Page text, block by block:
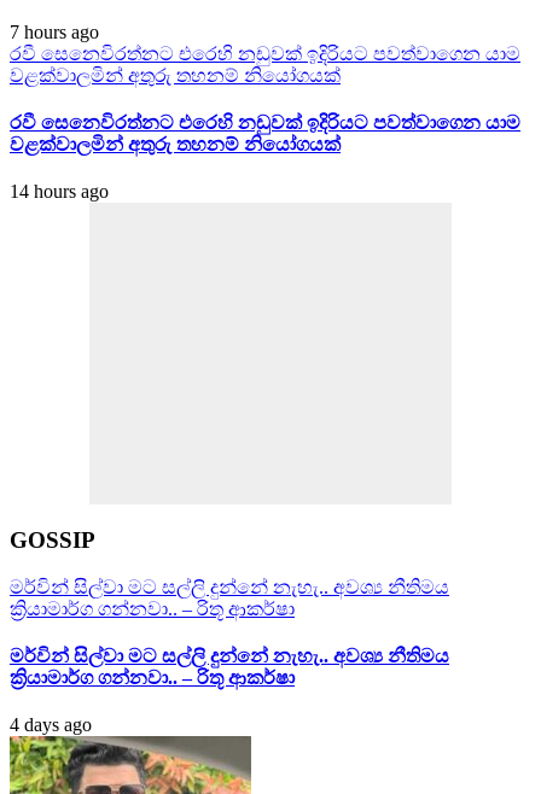
7 hours ago
රවී සෙනෙවිරත්නට එරෙහි නඩුවක් ඉදිරියට පවත්වාගෙන යාම
වළක්වාලමින් අතුරු තහනම් නියෝගයක්
රවී සෙනෙවිරත්නට එරෙහි නඩුවක් ඉදිරියට පවත්වාගෙන යාම
වළක්වාලමින් අතුරු තහනම් නියෝගයක්
14 hours ago
GOSSIP
මර්වින් සිල්වා මට සල්ලි දුන්නේ නැහැ.. අවශ්‍ය නීතිමය
ක්‍රියාමාර්ග ගන්නවා.. – රිතූ ආකර්ෂා
මර්වින් සිල්වා මට සල්ලි දුන්නේ නැහැ.. අවශ්‍ය නීතිමය
ක්‍රියාමාර්ග ගන්නවා.. – රිතූ ආකර්ෂා
4 days ago